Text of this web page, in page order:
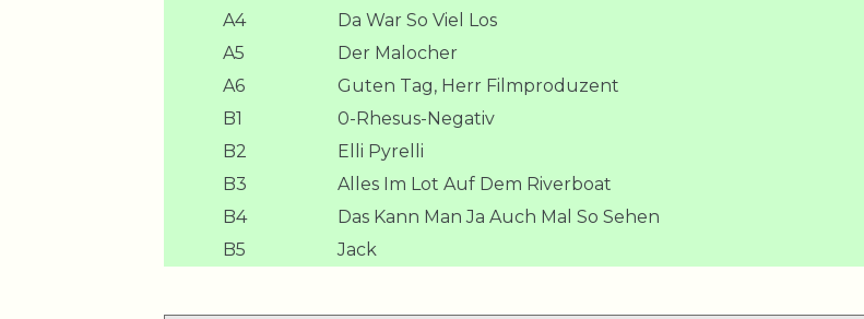
A4
Da War So Viel Los
A5
Der Malocher
A6
Guten Tag, Herr Filmproduzent
B1
0-Rhesus-Negativ
B2
Elli Pyrelli
B3
Alles Im Lot Auf Dem Riverboat
B4
Das Kann Man Ja Auch Mal So Sehen
B5
Jack